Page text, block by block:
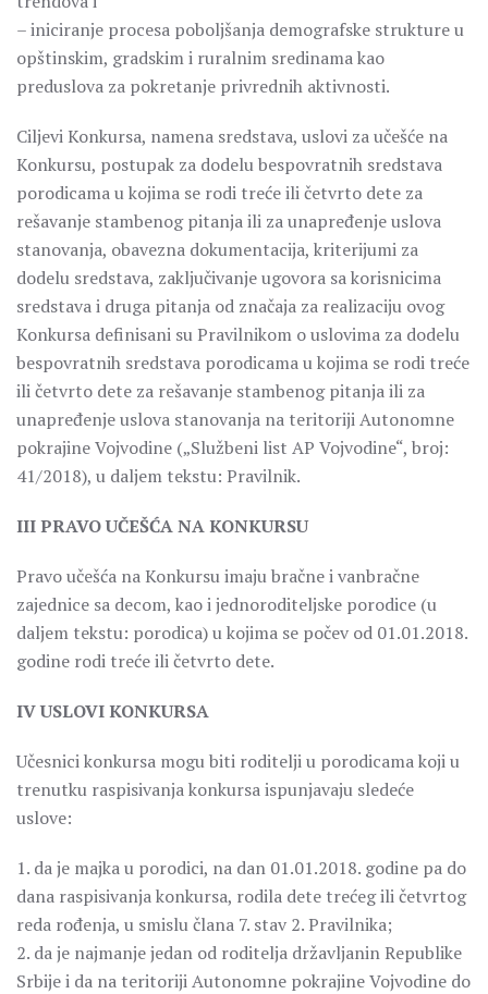
– iniciranje procesa poboljšanja demografske strukture u
opštinskim, gradskim i ruralnim sredinama kao
preduslova za pokretanje privrednih aktivnosti.
Ciljevi Konkursa, namena sredstava, uslovi za učešće na
Konkursu, postupak za dodelu bespovratnih sredstava
porodicama u kojima se rodi treće ili četvrto dete za
rešavanje stambenog pitanja ili za unapređenje uslova
stanovanja, obavezna dokumentacija, kriterijumi za
dodelu sredstava, zaključivanje ugovora sa korisnicima
sredstava i druga pitanja od značaja za realizaciju ovog
Konkursa definisani su Pravilnikom o uslovima za dodelu
bespovratnih sredstava porodicama u kojima se rodi treće
ili četvrto dete za rešavanje stambenog pitanja ili za
unapređenje uslova stanovanja na teritoriji Autonomne
pokrajine Vojvodine („Službeni list AP Vojvodine“, broj:
41/2018), u daljem tekstu: Pravilnik.
III PRAVO UČEŠĆA NA KONKURSU
Pravo učešća na Konkursu imaju bračne i vanbračne
zajednice sa decom, kao i jednoroditeljske porodice (u
daljem tekstu: porodica) u kojima se počev od 01.01.2018.
godine rodi treće ili četvrto dete.
IV USLOVI KONKURSA
Učesnici konkursa mogu biti roditelji u porodicama koji u
trenutku raspisivanja konkursa ispunjavaju sledeće
uslove:
1. da je majka u porodici, na dan 01.01.2018. godine pa do
dana raspisivanja konkursa, rodila dete trećeg ili četvrtog
reda rođenja, u smislu člana 7. stav 2. Pravilnika;
2. da je najmanje jedan od roditelja državljanin Republike
Srbije i da na teritoriji Autonomne pokrajine Vojvodine do